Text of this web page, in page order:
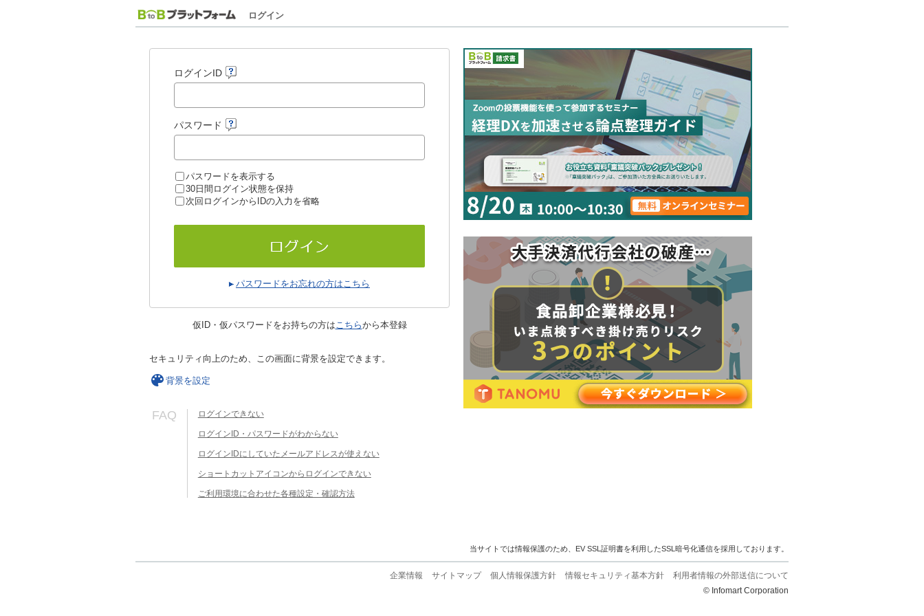
ログイン
ログインID
パスワード
パスワードを表示する
30日間ログイン状態を保持
次回ログインからIDの入力を省略
パスワードをお忘れの方はこちら
仮ID・仮パスワードをお持ちの方はこちらから本登録
セキュリティ向上のため、この画面に背景を設定できます。
背景を設定
FAQ ログインできない
ログインID・パスワードがわからない
ログインIDにしていたメールアドレスが使えない
ショートカットアイコンからログインできない
ご利用環境に合わせた各種設定・確認方法
当サイトでは情報保護のため、EV SSL証明書を利用したSSL暗号化通信を採用しております。
企業情報 サイトマップ 個人情報保護方針 情報セキュリティ基本方針
利用者情報の外部送信について
© Infomart Corporation